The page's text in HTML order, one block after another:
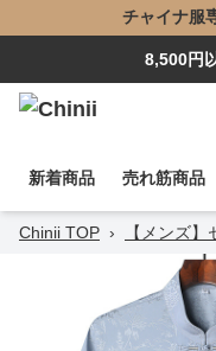
チャイナ服
8,500円
新着商品 売れ筋商品
Chinii TOP › 【メンズ